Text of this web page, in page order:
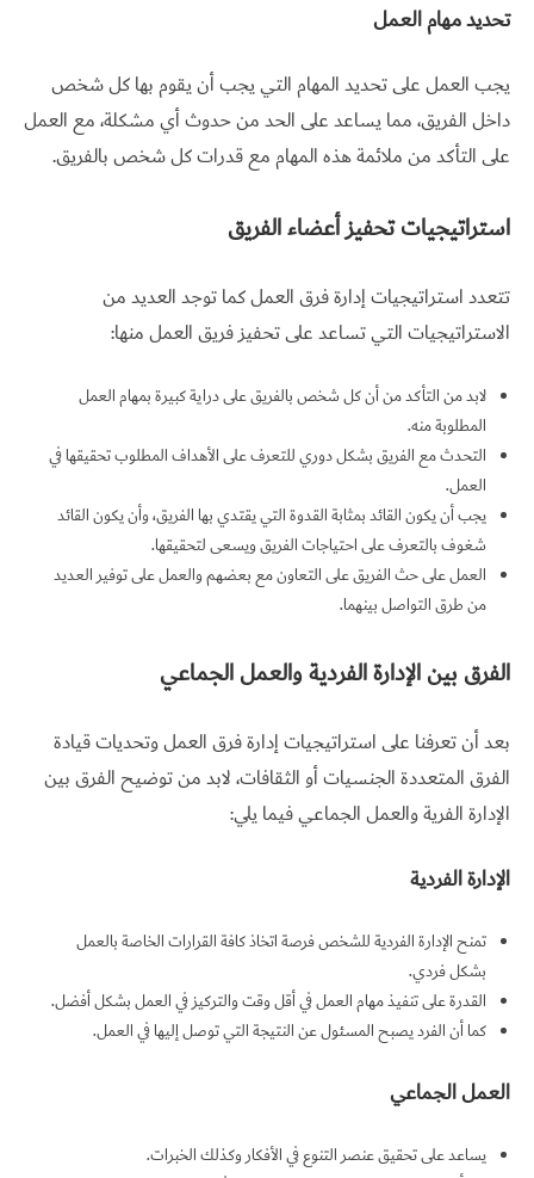
تحديد مهام العمل
يجب العمل على تحديد المهام التي يجب أن يقوم بها كل شخص
داخل الفريق، مما يساعد على الحد من حدوث أي مشكلة، مع العمل
على التأكد من ملائمة هذه المهام مع قدرات كل شخص بالفريق.
استراتيجيات تحفيز أعضاء الفريق
تتعدد استراتيجيات إدارة فرق العمل كما توجد العديد من
الاستراتيجيات التي تساعد على تحفيز فريق العمل منها:
لابد من التأكد من أن كل شخص بالفريق على دراية كبيرة بمهام العمل
المطلوبة منه.
التحدث مع الفريق بشكل دوري للتعرف على الأهداف المطلوب تحقيقها في
العمل.
يجب أن يكون القائد بمثابة القدوة التي يقتدي بها الفريق، وأن يكون القائد
شغوف بالتعرف على احتياجات الفريق ويسعى لتحقيقها.
العمل على حث الفريق على التعاون مع بعضهم والعمل على توفير العديد
من طرق التواصل بينهما.
الفرق بين الإدارة الفردية والعمل الجماعي
بعد أن تعرفنا على استراتيجيات إدارة فرق العمل وتحديات قيادة
الفرق المتعددة الجنسيات أو الثقافات، لابد من توضيح الفرق بين
الإدارة الفرية والعمل الجماعي فيما يلي:
الإدارة الفردية
تمنح الإدارة الفردية للشخص فرصة اتخاذ كافة القرارات الخاصة بالعمل
بشكل فردي.
القدرة على تنفيذ مهام العمل في أقل وقت والتركيز في العمل بشكل أفضل.
كما أن الفرد يصبح المسئول عن النتيجة التي توصل إليها في العمل.
العمل الجماعي
يساعد على تحقيق عنصر التنوع في الأفكار وكذلك الخبرات.